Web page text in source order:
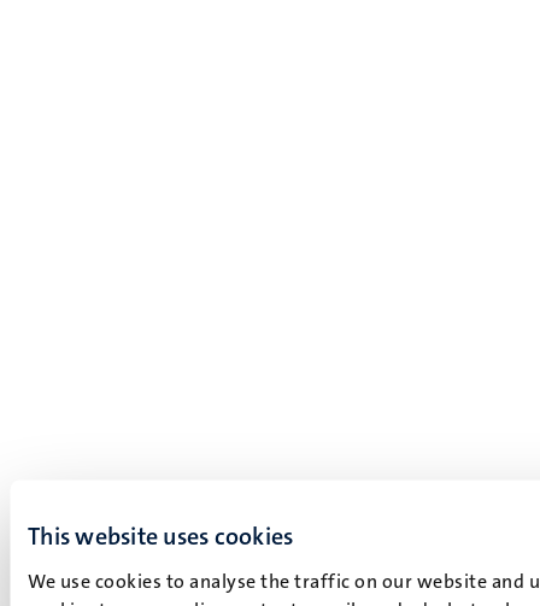
This website uses cookies
We use cookies to analyse the traffic on our website and